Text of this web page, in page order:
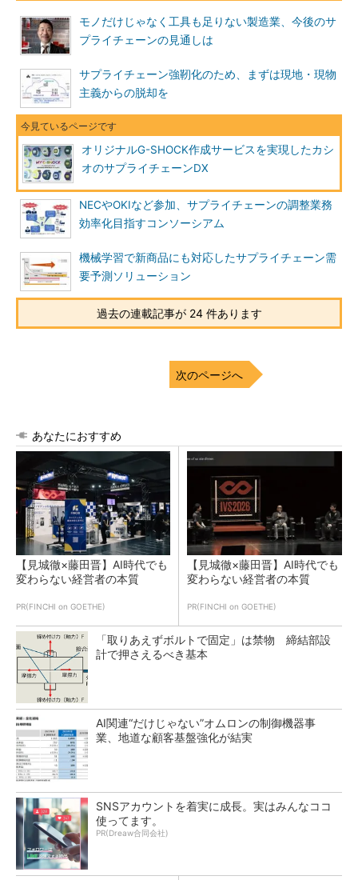
モノだけじゃなく工具も足りない製造業、今後のサ
プライチェーンの見通しは
サプライチェーン強靭化のため、まずは現地・現物
主義からの脱却を
オリジナルG-SHOCK作成サービスを実現したカシ
オのサプライチェーンDX
NECやOKIなど参加、サプライチェーンの調整業務
効率化目指すコンソーシアム
機械学習で新商品にも対応したサプライチェーン需
要予測ソリューション
過去の連載記事が 24 件あります
次のページへ
あなたにおすすめ
【見城徹×藤田晋】AI時代でも
変わらない経営者の本質
PR(FINCHI on GOETHE)
【見城徹×藤田晋】AI時代でも
変わらない経営者の本質
PR(FINCHI on GOETHE)
「取りあえずボルトで固定」は禁物 締結部設
計で押さえるべき基本
AI関連“だけじゃない”オムロンの制御機器事
業、地道な顧客基盤強化が結実
SNSアカウントを着実に成長。実はみんなココ
使ってます。
PR(Dreaw合同会社)